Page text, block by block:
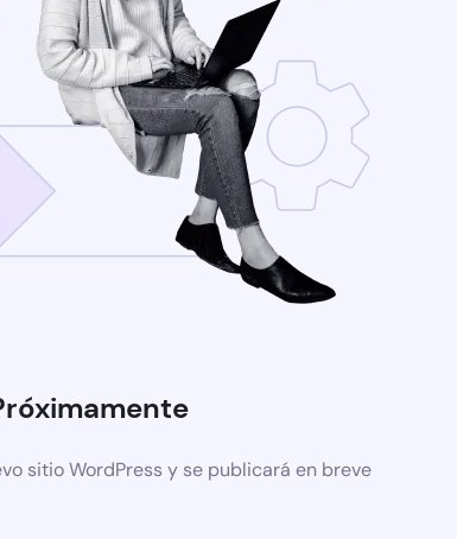
sitio WordPress y se publicará en breve